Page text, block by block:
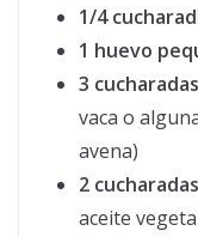
1/4
1 huevo
3
vaca o
avena)
2
aceite